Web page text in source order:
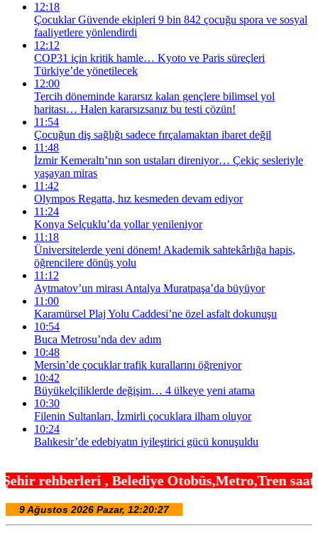
12:18
Çocuklar Güvende ekipleri 9 bin 842 çocuğu spora ve sosyal
faaliyetlere yönlendirdi
12:12
COP31 için kritik hamle… Kyoto ve Paris süreçleri
Türkiye’de yönetilecek
12:00
Tercih döneminde kararsız kalan gençlere bilimsel yol
haritası… Halen kararsızsanız bu testi çözün!
11:54
Çocuğun diş sağlığı sadece fırçalamaktan ibaret değil
11:48
İzmir Kemeraltı’nın son ustaları direniyor… Çekiç sesleriyle
yaşayan miras
11:42
Olympos Regatta, hız kesmeden devam ediyor
11:24
Konya Selçuklu’da yollar yenileniyor
11:18
Üniversitelerde yeni dönem! Akademik sahtekârlığa hapis,
öğrencilere dönüş yolu
11:12
Aytmatov’un mirası Antalya Muratpaşa’da büyüyor
11:00
Karamürsel Plaj Yolu Caddesi’ne özel asfalt dokunuşu
10:54
Buca Metrosu’nda dev adım
10:48
Mersin’de çocuklar trafik kurallarını öğreniyor
10:42
Büyükelçiliklerde değişim… 4 ülkeye yeni atama
10:30
Filenin Sultanları, İzmirli çocuklara ilham oluyor
10:24
Balıkesir’de edebiyatın iyileştirici gücü konuşuldu
, Belediye Otobüs,Metro,Tren saatleri